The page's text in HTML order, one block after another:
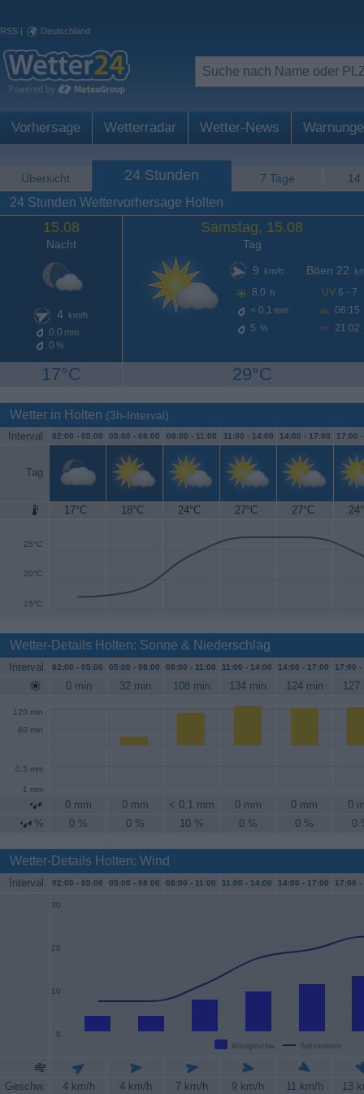
RSS | Deutschland
Vorhersage Wetterradar Wetter-News
Übersicht 24 Stunden 7 Tage 14
24 Stunden Wettervorhersage Holten
15.08
Nacht
4 km/h
0.0 mm
0 %
17°C
Samstag, 15.08
Tag
9
km/h
8,0 h
< 0,1 mm
5 %
Böen 22
UV 6 - 7
06:15
21:02
29°C
Wetter in Holten (3h-Interval)
Interval 02:00 - 05:00 05:00 - 08:00 08:00 - 11:00 11:00 - 14:00 14:00 - 17:00 17:00
Tag
17°C 18°C 24°C 27°C 27°C
15°C
20°C
25°C
30°C
Wetter-Details Holten: Sonne & Niederschlag
Interval 02:00 - 05:00 05:00 - 08:00 08:00 - 11:00 11:00 - 14:00 14:00 - 17:00 17:00 -
0 min 32 min 108 min 134 min 124 min 127
60 min
120 min
0.5 mm
1 mm
0 mm 0 mm < 0,1 mm 0 mm 0 mm
0
%
0 % 0 % 10 % 0 % 0 % 0
Wetter-Details Holten: Wind
Interval 02:00 - 05:00 05:00 - 08:00 08:00 - 11:00 11:00 - 14:00 14:00 - 17:00 17:00 -
Windgeschw. Spitzenböen
0
10
20
30
Geschw. 4 km/h 4 km/h 7 km/h 9 km/h 11 km/h
13